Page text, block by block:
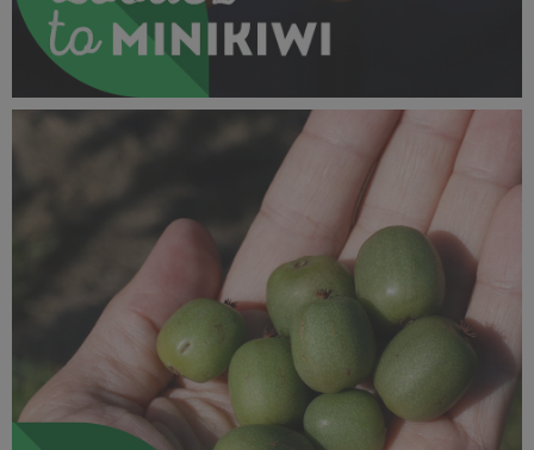
SUPEROWOCE Minikiwi (7).jpg